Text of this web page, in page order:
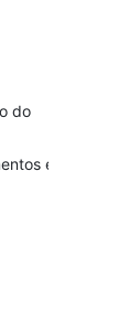
do
e